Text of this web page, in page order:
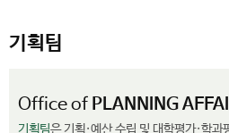
페기획팀
Office of PLANNING
기획팀은 기획·예산 수립 및 대학평가·학과